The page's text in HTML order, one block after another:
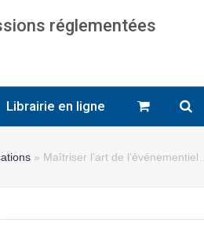
réglementées
Librairie en ligne
» Maîtriser l’art de l’événementiel…